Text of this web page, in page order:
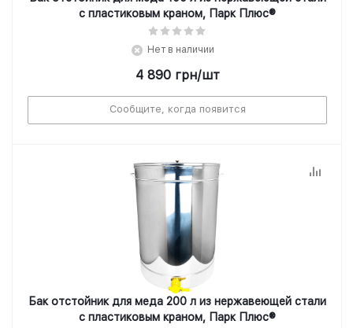
с пластиковым краном, Парк Плюс®
Нет в наличии
4 890грн/шт
Сообщите, когда появится
Бак отстойник для меда 200 л из нержавеющей стали
с пластиковым краном, Парк Плюс®